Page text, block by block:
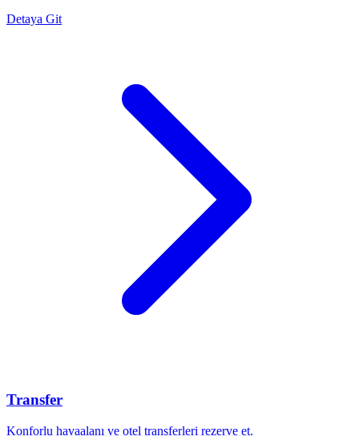
Detaya Git
Transfer
Konforlu havaalanı ve otel transferleri rezerve et.